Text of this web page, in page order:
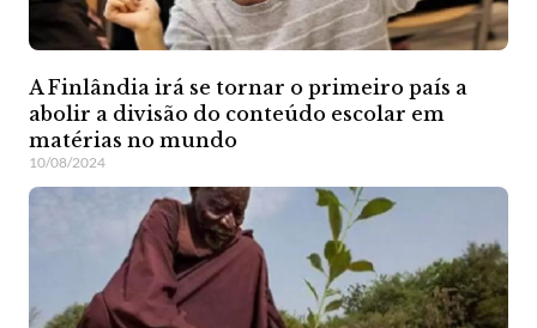
A Finlândia irá se tornar o primeiro país a
abolir a divisão do conteúdo escolar em
matérias no mundo
10/08/2024